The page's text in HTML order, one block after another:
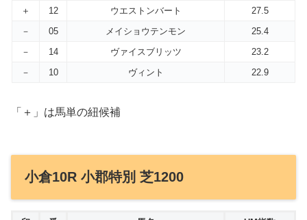
＋ 12 ウエストンバート
27.5
－
05 メイショウテンモン
25.4
－
14 ヴァイスブリッツ
23.2
－
10 ヴィント 22.9
「＋」は馬単の紐候補
小倉10R 小郡特別 芝1200